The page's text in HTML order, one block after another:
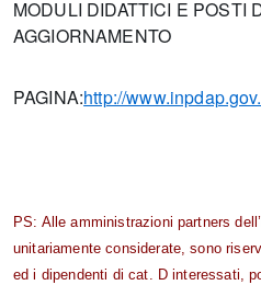
MODULI DIDATTICI E POSTI
AGGIORNAMENTO
PAGINA:http://
PS: Alle amministrazioni partners
unitariamente considerate, sono
ed i dipendenti di cat. D interessati,